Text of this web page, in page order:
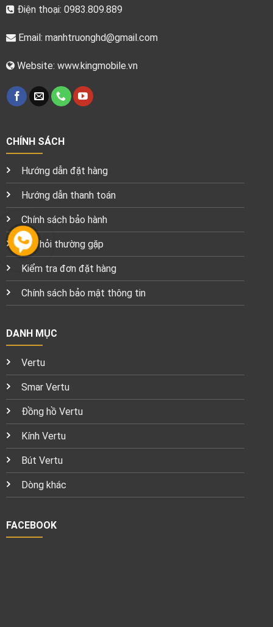
Điện thoại: 0983.809.889
Email: manhtruonghd@gmail.com
Website: www.kingmobile.vn
CHÍNH SÁCH
Hướng dẫn đặt hàng
Hướng dẫn thanh toán
Chính sách bảo hành
Câu hỏi thường gặp
Kiểm tra đơn đặt hàng
Chính sách bảo mật thông tin
DANH MỤC
Vertu
Smar Vertu
Đồng hồ Vertu
Kính Vertu
Bút Vertu
Dòng khác
FACEBOOK